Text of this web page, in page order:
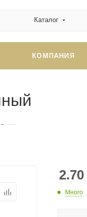
Каталог
КОМПАНИЯ
—
2.70
Много